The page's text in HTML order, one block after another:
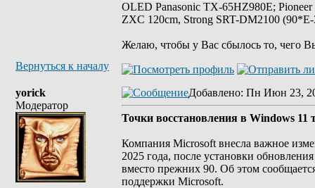
OLED Panasonic TX-65HZ980E;
ZXC 120cm, Strong SRT-DM2100
Желаю, чтобы у Вас сбылось то, чего
Вернуться к началу
yorick
Модератор
Добавлено: Пн Июн 23,
Точки восстановления в Windows 11
Компания Microsoft внесла важное
2025 года, после установки
вместо прежних 90. Об этом
поддержки Microsoft.